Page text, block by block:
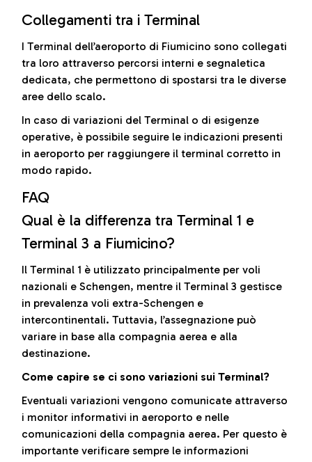
Collegamenti tra i Terminal
I Terminal dell’aeroporto di Fiumicino sono collegati
tra loro attraverso percorsi interni e segnaletica
dedicata, che permettono di spostarsi tra le diverse
aree dello scalo.
In caso di variazioni del Terminal o di esigenze
operative, è possibile seguire le indicazioni presenti
in aeroporto per raggiungere il terminal corretto in
modo rapido.
FAQ
Qual è la differenza tra Terminal 1 e
Terminal 3 a Fiumicino?
Il Terminal 1 è utilizzato principalmente per voli
nazionali e Schengen, mentre il Terminal 3 gestisce
in prevalenza voli extra-Schengen e
intercontinentali. Tuttavia, l’assegnazione può
variare in base alla compagnia aerea e alla
destinazione.
Come capire se ci sono variazioni sui Terminal?
Eventuali variazioni vengono comunicate attraverso
i monitor informativi in aeroporto e nelle
comunicazioni della compagnia aerea. Per questo è
importante verificare sempre le informazioni